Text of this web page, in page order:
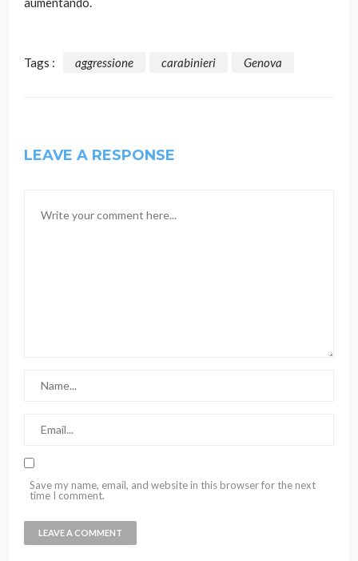
Tags : aggressione carabinieri Genova
LEAVE A RESPONSE
Save my name, email, and website in this browser for the next
time I comment.